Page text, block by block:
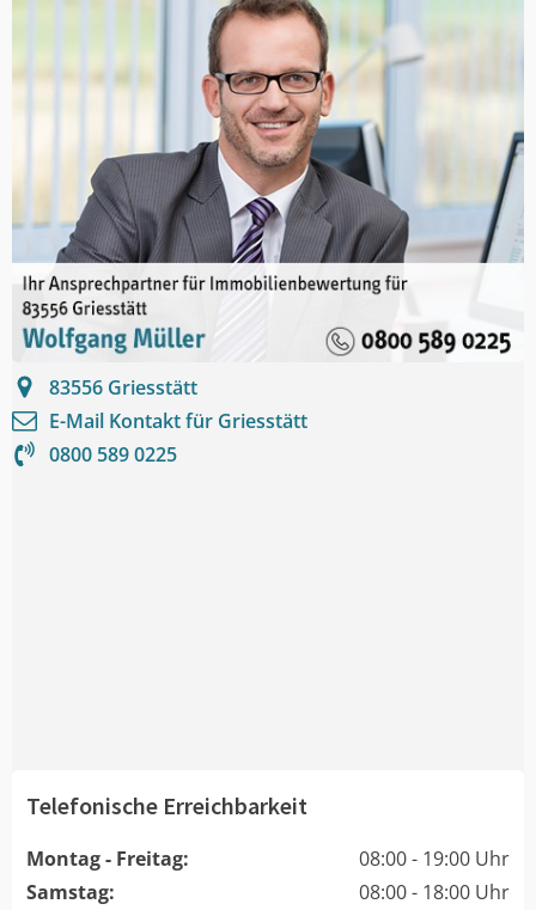
83556 Griesstätt
E-Mail Kontakt für Griesstätt
0800 589 0225
Telefonische Erreichbarkeit
Montag - Freitag:
08:00 - 19:00 Uhr
Samstag:
08:00 - 18:00 Uhr